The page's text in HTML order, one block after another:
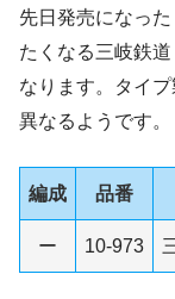
先日発売になっ
たくなる三岐鉄
なります。タイ
異なるようです。
編成 品番
ー 10-973